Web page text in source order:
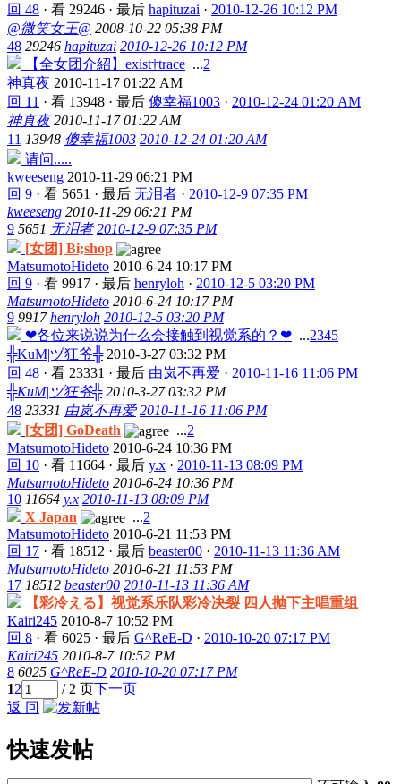
回 48 · 看 29246 · 最后 hapituzai · 2010-12-26 10:12 PM
@微笑女王@ 2008-10-22 05:38 PM
48 29246 hapituzai 2010-12-26 10:12 PM
【全女团介紹】exist†trace ...2
神真夜 2010-11-17 01:22 AM
回 11 · 看 13948 · 最后 傻幸福1003 · 2010-12-24 01:20 AM
神真夜 2010-11-17 01:22 AM
11 13948 傻幸福1003 2010-12-24 01:20 AM
请问.....
kweeseng 2010-11-29 06:21 PM
回 9 · 看 5651 · 最后 无泪者 · 2010-12-9 07:35 PM
kweeseng 2010-11-29 06:21 PM
9 5651 无泪者 2010-12-9 07:35 PM
[女团] Bi;shop
MatsumotoHideto 2010-6-24 10:17 PM
回 9 · 看 9917 · 最后 henryloh · 2010-12-5 03:20 PM
MatsumotoHideto 2010-6-24 10:17 PM
9 9917 henryloh 2010-12-5 03:20 PM
❤各位来说说为什么会接触到视觉系的？❤ ...2345
╬KuM|ヅ狂爷╬ 2010-3-27 03:32 PM
回 48 · 看 23331 · 最后 由岚不再爱 · 2010-11-16 11:06 PM
╬KuM|ヅ狂爷╬ 2010-3-27 03:32 PM
48 23331 由岚不再爱 2010-11-16 11:06 PM
[女团] GoDeath
...2
MatsumotoHideto 2010-6-24 10:36 PM
回 10 · 看 11664 · 最后 y.x · 2010-11-13 08:09 PM
MatsumotoHideto 2010-6-24 10:36 PM
10 11664 y.x 2010-11-13 08:09 PM
X Japan
...2
MatsumotoHideto 2010-6-21 11:53 PM
回 17 · 看 18512 · 最后 beaster00 · 2010-11-13 11:36 AM
MatsumotoHideto 2010-6-21 11:53 PM
17 18512 beaster00 2010-11-13 11:36 AM
【彩冷える】视觉系乐队彩冷决裂 四人抛下主唱重组
Kairi245 2010-8-7 10:52 PM
回 8 · 看 6025 · 最后 G^ReE-D · 2010-10-20 07:17 PM
Kairi245 2010-8-7 10:52 PM
8 6025 G^ReE-D 2010-10-20 07:17 PM
12 / 2 页下一页
返 回
快速发帖